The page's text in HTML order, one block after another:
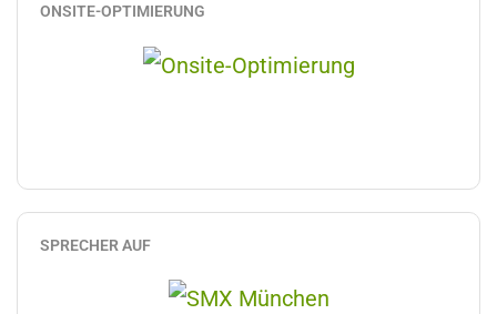
ONSITE-OPTIMIERUNG
SPRECHER AUF